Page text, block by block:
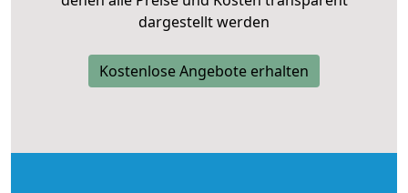
dargestellt werden
Kostenlose Angebote erhalten